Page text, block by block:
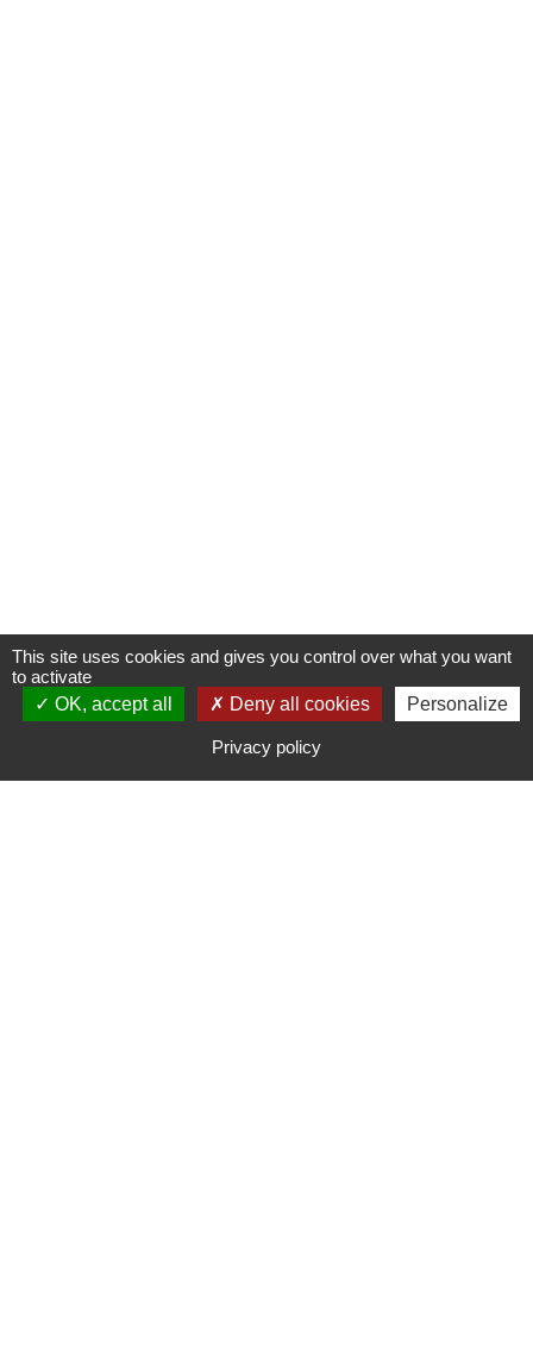
S'INSCRIRE À UNE FORMATION
This site uses cookies and gives you control over what you want
to activate
OK, accept all
Deny all cookies Personalize
Privacy policy